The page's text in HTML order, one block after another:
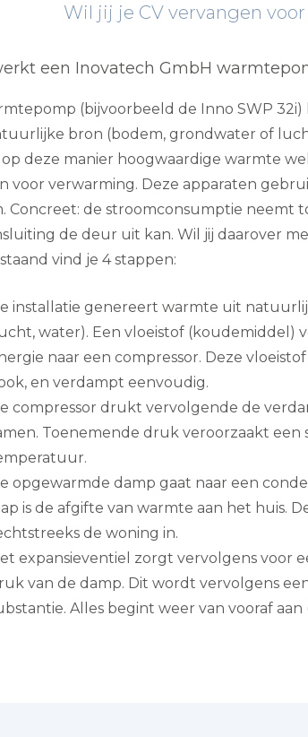
Wil jij je CV vervangen
een Inovatech GmbH
(bijvoorbeeld de Inno SWP
bron (bodem, grondwater of
deze manier hoogwaardige warmte
voor verwarming. Deze apparaten
Concreet: de stroomconsumptie neemt
de deur uit kan. Wil jij daarover
vind je 4 stappen:
installatie genereert warmte uit
water). Een vloeistof (koudemiddel)
naar een compressor. Deze
en verdampt eenvoudig.
compressor drukt vervolgende de
Toenemende druk veroorzaakt een
opgewarmde damp gaat naar een
is de afgifte van warmte aan het huis.
de woning in.
expansieventiel zorgt vervolgens voor
van de damp. Dit wordt vervolgens
Alles begint weer van vooraf aan